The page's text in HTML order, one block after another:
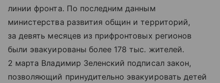
линии фронта. По последним данным
министерства развития общин и территорий,
за девять месяцев из прифронтовых регионов
были эвакуированы более 178 тыс. жителей.
2 марта Владимир Зеленский подписал закон,
позволяющий принудительно эвакуировать детей